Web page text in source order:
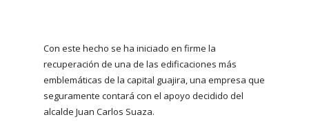
Con este hecho se ha iniciado en firme la
recuperación de una de las edificaciones más
emblemáticas de la capital guajira, una empresa que
seguramente contará con el apoyo decidido del
alcalde Juan Carlos Suaza.